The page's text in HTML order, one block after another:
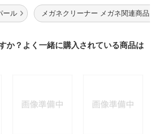
ール メガネクリーナー メガネ関連商品
か？よく一緒に購入されている商品は